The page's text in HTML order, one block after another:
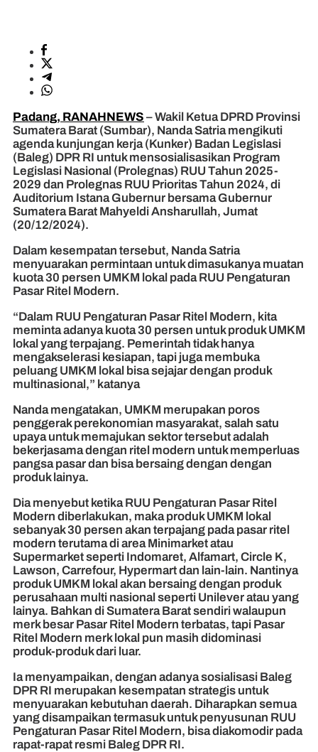
Padang, RANAHNEWS – Wakil Ketua DPRD Provinsi
Sumatera Barat (Sumbar), Nanda Satria mengikuti
agenda kunjungan kerja (Kunker) Badan Legislasi
(Baleg) DPR RI untuk mensosialisasikan Program
Legislasi Nasional (Prolegnas) RUU Tahun 2025-
2029 dan Prolegnas RUU Prioritas Tahun 2024, di
Auditorium Istana Gubernur bersama Gubernur
Sumatera Barat Mahyeldi Ansharullah, Jumat
(20/12/2024).
Dalam kesempatan tersebut, Nanda Satria
menyuarakan permintaan untuk dimasukanya muatan
kuota 30 persen UMKM lokal pada RUU Pengaturan
Pasar Ritel Modern.
“Dalam RUU Pengaturan Pasar Ritel Modern, kita
meminta adanya kuota 30 persen untuk produk UMKM
lokal yang terpajang. Pemerintah tidak hanya
mengakselerasi kesiapan, tapi juga membuka
peluang UMKM lokal bisa sejajar dengan produk
multinasional,” katanya
Nanda mengatakan, UMKM merupakan poros
penggerak perekonomian masyarakat, salah satu
upaya untuk memajukan sektor tersebut adalah
bekerjasama dengan ritel modern untuk memperluas
pangsa pasar dan bisa bersaing dengan dengan
produk lainya.
Dia menyebut ketika RUU Pengaturan Pasar Ritel
Modern diberlakukan, maka produk UMKM lokal
sebanyak 30 persen akan terpajang pada pasar ritel
modern terutama di area Minimarket atau
Supermarket seperti Indomaret, Alfamart, Circle K,
Lawson, Carrefour, Hypermart dan lain-lain. Nantinya
produk UMKM lokal akan bersaing dengan produk
perusahaan multi nasional seperti Unilever atau yang
lainya. Bahkan di Sumatera Barat sendiri walaupun
merk besar Pasar Ritel Modern terbatas, tapi Pasar
Ritel Modern merk lokal pun masih didominasi
produk-produk dari luar.
Ia menyampaikan, dengan adanya sosialisasi Baleg
DPR RI merupakan kesempatan strategis untuk
menyuarakan kebutuhan daerah. Diharapkan semua
yang disampaikan termasuk untuk penyusunan RUU
Pengaturan Pasar Ritel Modern, bisa diakomodir pada
rapat-rapat resmi Baleg DPR RI.